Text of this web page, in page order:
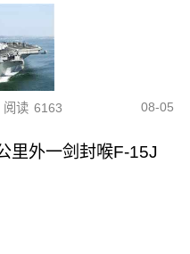
阅读 6163 08-05
里外一剑封喉F-15J